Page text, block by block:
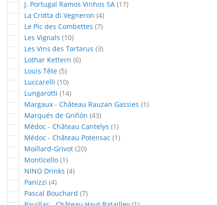
J. Portugal Ramos Vinhos SA 17articles
La Crotta di Vegneron 4articles
Le Pic des Combettes 7articles
Les Vignals 10articles
Les Vins des Tartarus 3articles
Lothar Kettern 6articles
Louis Tête 5articles
Luccarelli 10articles
Lungarotti 14articles
Margaux - Château Rauzan Gassies 1article
Marqués de Griñón 43articles
Médoc - Château Cantelys 1article
Médoc - Château Potensac 1article
Moillard-Grivot 20articles
Monticello 1article
NINO Drinks 4articles
Panizzi 4articles
Pascal Bouchard 7articles